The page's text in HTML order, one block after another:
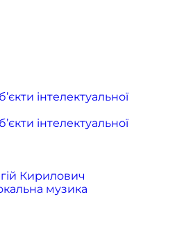
інтелектуальної
інтелектуальної
Кирилович
музика